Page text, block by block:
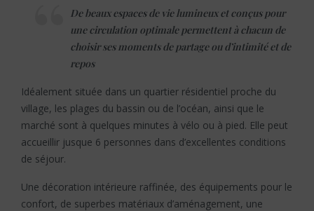
De beaux espaces de vie lumineux et conçus pour
une circulation optimale permettent à chacun de
choisir ses moments de partage ou d’intimité et de
repos
Idéalement située dans un quartier résidentiel proche du
village, les plages du bassin ou de l’océan, ainsi que le
marché sont à quelques minutes à vélo ou à pied. Elle peut
accueillir jusque 6 personnes dans d’excellentes conditions
de séjour.
Une décoration intérieure raffinée, des équipements pour le
confort, de superbes matériaux d’aménagement, une